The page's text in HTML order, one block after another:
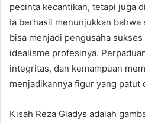
pecinta kecantikan, tetapi juga
Ia berhasil menunjukkan
bisa menjadi pengusaha
idealisme profesinya.
integritas, dan kemampuan
menjadikannya figur yang patut
Kisah Reza Gladys adalah